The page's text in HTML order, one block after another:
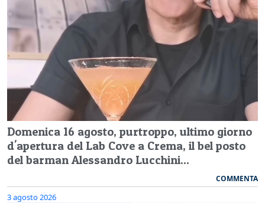
Domenica 16 agosto, purtroppo, ultimo giorno
d'apertura del Lab Cove a Crema, il bel posto
del barman Alessandro Lucchini...
COMMENTA
3 agosto 2026